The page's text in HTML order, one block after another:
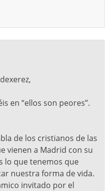
en “ellos son peores”.
de los cristianos de las
vienen a Madrid con su
lo que tenemos que
nuestra forma de vida.
invitado por el